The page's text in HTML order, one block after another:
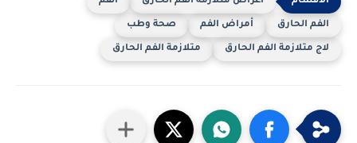
الفم الحارق أمراض الفم صحة وطب
لاج متلازمة الفم الحارق متلازمة الفم الحارق